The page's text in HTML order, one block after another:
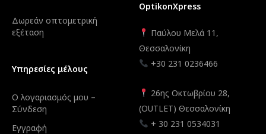
Δωρεάν οπτομετρική
εξέταση
Υπηρεσίες μέλους
Ο λογαριασμός μου –
Σύνδεση
Εγγραφή
OptikonXpress
Παύλου Μελά 11,
Θεσσαλονίκη
+30 231 0236466
26ης Οκτωβρίου 28,
(OUTLET) Θεσσαλονίκη
+ 30 231 0534031